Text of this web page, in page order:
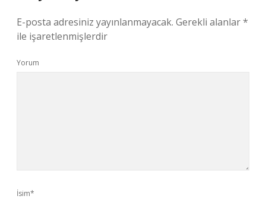
E-posta adresiniz yayınlanmayacak. Gerekli alanlar*
ile işaretlenmişlerdir
Yorum
İsim*